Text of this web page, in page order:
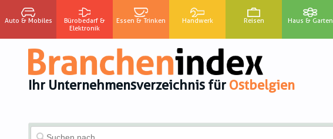
Auto & Mobiles
Bürobedarf &
Elektronik
Essen & Trinken Handwerk Reisen Haus & Garten
Ihr Unternehmensverzeichnis für Ostbelgien